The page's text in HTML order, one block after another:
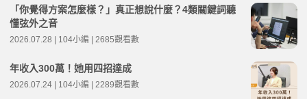
「你覺得方案怎麼樣？」真正想說什麼？4類關鍵詞聽
懂弦外之音
2026.07.28 | 104小編 | 2685觀看數
年收入300萬！她用四招達成
2026.07.24 | 104小編 | 2289觀看數